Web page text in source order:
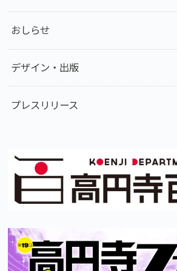
おしらせ
デザイン・出版
プレスリリース